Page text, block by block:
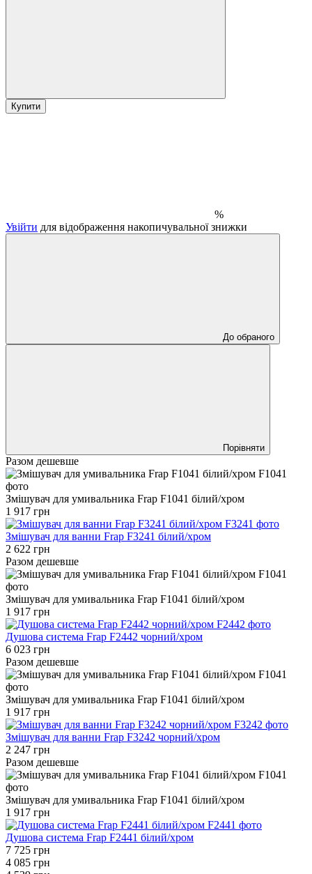
Купити
%
Увійти для відображення накопичувальної знижки
До обраного
Порівняти
Разом дешевше
Змішувач для умивальника Frap F1041 білий/хром
1 917 грн
Змішувач для ванни Frap F3241 білий/хром
2 622 грн
Разом дешевше
Змішувач для умивальника Frap F1041 білий/хром
1 917 грн
Душова система Frap F2442 чорний/хром
6 023 грн
Разом дешевше
Змішувач для умивальника Frap F1041 білий/хром
1 917 грн
Змішувач для ванни Frap F3242 чорний/хром
2 247 грн
Разом дешевше
Змішувач для умивальника Frap F1041 білий/хром
1 917 грн
Душова система Frap F2441 білий/хром
7 725 грн
4 085 грн